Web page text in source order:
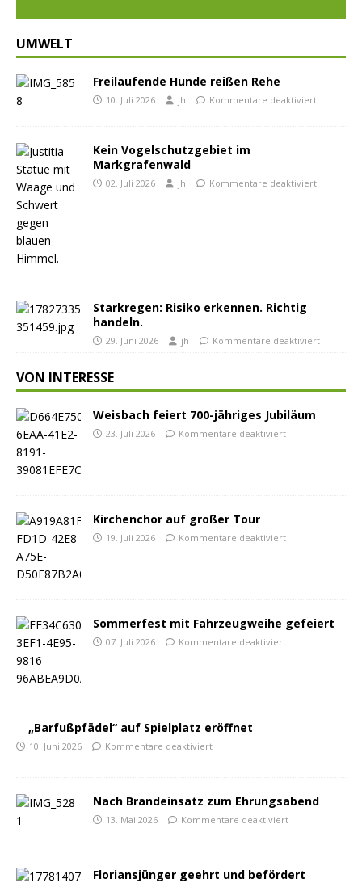
UMWELT
Freilaufende Hunde reißen Rehe
10. Juli 2026 jh Kommentare deaktiviert
Kein Vogelschutzgebiet im
Markgrafenwald
02. Juli 2026 jh Kommentare deaktiviert
Starkregen: Risiko erkennen. Richtig
handeln.
29. Juni 2026 jh Kommentare deaktiviert
VON INTERESSE
Weisbach feiert 700-jähriges Jubiläum
23. Juli 2026 Kommentare deaktiviert
Kirchenchor auf großer Tour
19. Juli 2026 Kommentare deaktiviert
Sommerfest mit Fahrzeugweihe gefeiert
07. Juli 2026 Kommentare deaktiviert
„Barfußpfädel“ auf Spielplatz eröffnet
10. Juni 2026 Kommentare deaktiviert
Nach Brandeinsatz zum Ehrungsabend
13. Mai 2026 Kommentare deaktiviert
Floriansjünger geehrt und befördert